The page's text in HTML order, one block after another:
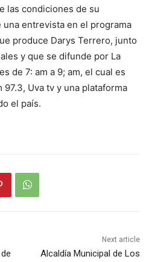
las condiciones de su
entrevista en el programa
produce Darys Terrero, junto
y que se difunde por La
de 7: am a 9; am, el cual es
Uva tv y una plataforma
el país.
Next article
Alcaldía Municipal de Los